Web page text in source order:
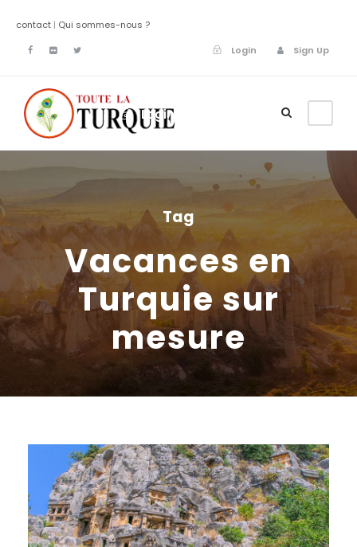
contact | Qui sommes-nous ?
Login
Sign Up
Login
Tag
Vacances en
Turquie sur
mesure